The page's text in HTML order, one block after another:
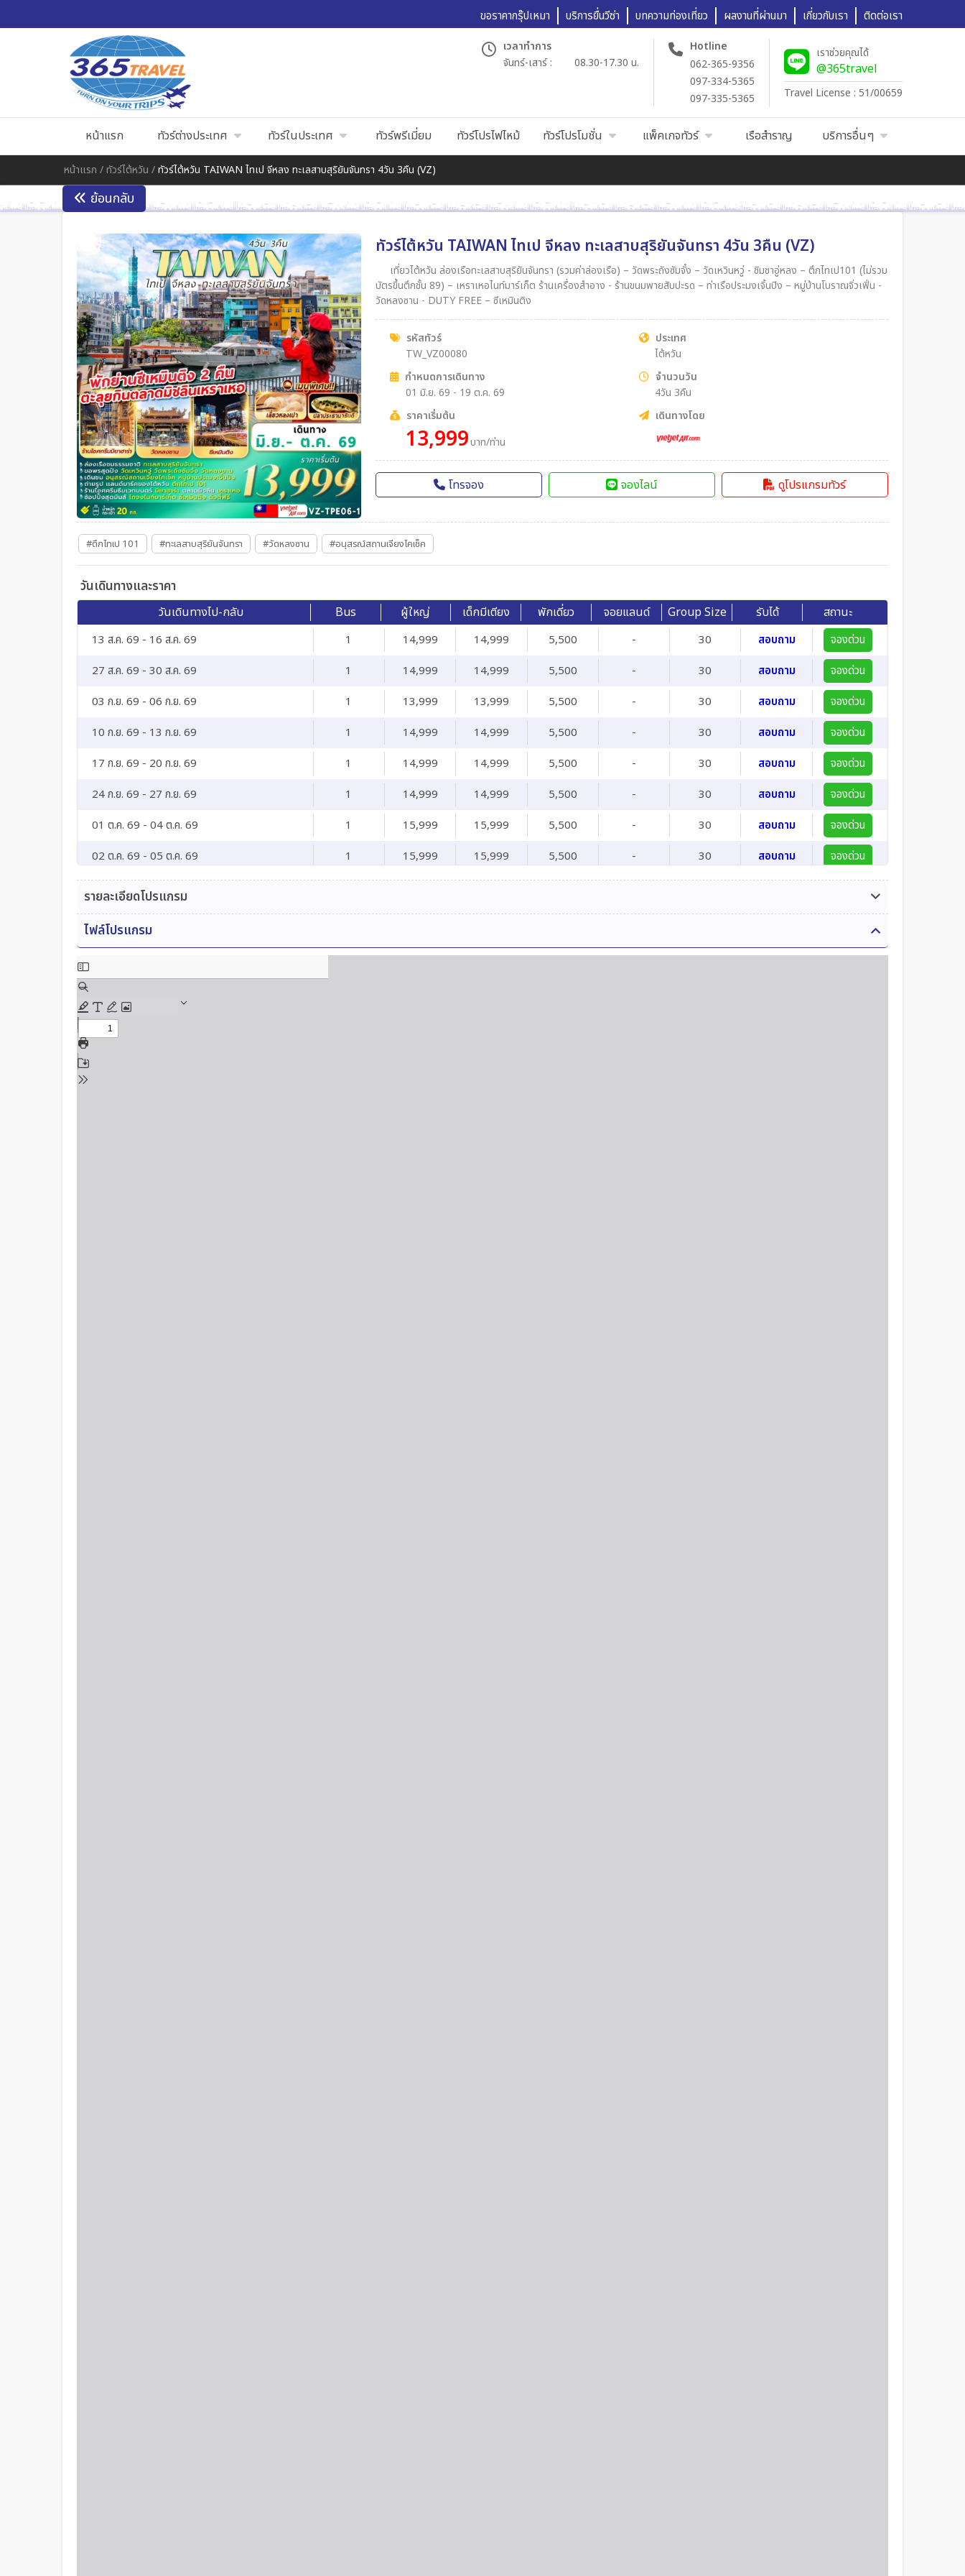
ขอราคากรุ๊ปเหมา บริการยื่นวีซ่า บทความท่องเที่ยว ผลงานที่ผ่านมา เกี่ยวกับเรา ติดต่อเรา
เวลาทำการ
จันทร์-เสาร์ :
08.30-17.30 น.
Hotline
062-365-9356
097-334-5365
097-335-5365
เราช่วยคุณได้
@365travel
Travel License : 51/00659
หน้าแรก ทัวร์ต่างประเทศ ทัวร์ในประเทศ ทัวร์พรีเมี่ยม ทัวร์โปรไฟไหม้ ทัวร์โปรโมชั่น แพ็คเกจทัวร์ เรือสำราญ บริการอื่นๆ
หน้าแรก /ทัวร์ไต้หวัน /ทัวร์ไต้หวัน TAIWAN ไทเป จีหลง ทะเลสาบสุริยันจันทรา 4วัน 3คืน (VZ)
ย้อนกลับ
ทัวร์ไต้หวัน TAIWAN ไทเป จีหลง ทะเลสาบสุริยันจันทรา 4วัน 3คืน (VZ)
เที่ยวไต้หวัน ล่องเรือทะเลสาบสุริยันจันทรา (รวมค่าล่องเรือ) – วัดพระถังซัมจั๋ง – วัดเหวินหวู่ - ชิมชาอู่หลง – ตึกไทเป101 (ไม่รวม
บัตรขึ้นตึกชั้น 89) – เหราเหอไนท์มาร์เก็ต ร้านเครื่องสำอาง - ร้านขนมพายสับปะรด – ท่าเรือประมงเจิ้นปิง – หมู่บ้านโบราณจิ่วเฟิ่น -
วัดหลงซาน - DUTY FREE – ซีเหมินติง
รหัสทัวร์
TW_VZ00080
ประเทศ
ไต้หวัน
กำหนดการเดินทาง
01 มิ.ย. 69 - 19 ต.ค. 69
จำนวนวัน
4วัน 3คืน
ราคาเริ่มต้น
13,999บาท/ท่าน
เดินทางโดย
โทรจอง จองไลน์ ดูโปรแกรมทัวร์
#ตึกไทเป 101 #ทะเลสาบสุริยันจันทรา #วัดหลงซาน #อนุสรณ์สถานเจียงไคเช็ค
วันเดินทางและราคา
วันเดินทางไป-กลับ Bus ผู้ใหญ่ เด็กมีเตียง พักเดี่ยว จอยแลนด์ Group Size รับได้ สถานะ
13 ส.ค. 69 - 16 ส.ค. 69 1 14,999 14,999 5,500 - 30 สอบถาม
จองด่วน
27 ส.ค. 69 - 30 ส.ค. 69
1 14,999 14,999 5,500 - 30 สอบถาม
จองด่วน
03 ก.ย. 69 - 06 ก.ย. 69
1 13,999 13,999 5,500 - 30 สอบถาม
จองด่วน
10 ก.ย. 69 - 13 ก.ย. 69
1 14,999 14,999 5,500 - 30 สอบถาม
จองด่วน
17 ก.ย. 69 - 20 ก.ย. 69
1 14,999 14,999 5,500 - 30 สอบถาม
จองด่วน
24 ก.ย. 69 - 27 ก.ย. 69
1 14,999 14,999 5,500 - 30 สอบถาม
จองด่วน
01 ต.ค. 69 - 04 ต.ค. 69
1 15,999 15,999 5,500 - 30 สอบถาม
จองด่วน
02 ต.ค. 69 - 05 ต.ค. 69
1 15,999 15,999 5,500 - 30 สอบถาม
จองด่วน
15 ต.ค. 69 - 18 ต.ค. 69
16 ต.ค. 69 - 19 ต.ค. 69
1 15,999 15,999 5,500 - 30 สอบถาม จองด่วน
รายละเอียดโปรแกรม
ไฟล์โปรแกรม